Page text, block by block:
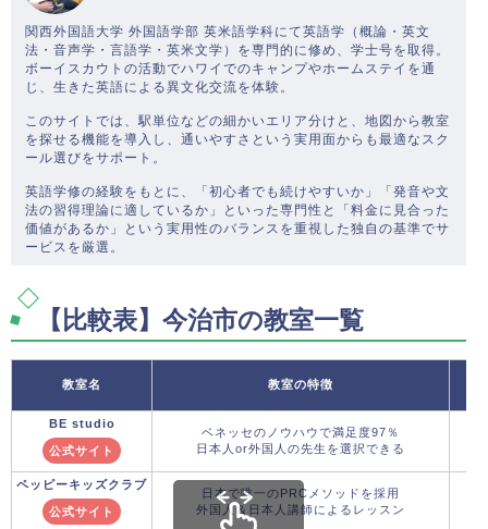
関西外国語大学 外国語学部 英米語学科にて英語学（概論・英文
法・音声学・言語学・英米文学）を専門的に修め、学士号を取得。
ボーイスカウトの活動でハワイでのキャンプやホームステイを通
じ、生きた英語による異文化交流を体験。
このサイトでは、駅単位などの細かいエリア分けと、地図から教室
を探せる機能を導入し、通いやすさという実用面からも最適なスク
ール選びをサポート。
英語学修の経験をもとに、「初心者でも続けやすいか」「発音や文
法の習得理論に適しているか」といった専門性と「料金に見合った
価値があるか」という実用性のバランスを重視した独自の基準でサ
ービスを厳選。
【比較表】今治市の教室一覧
教室名 教室の特徴
BE studio
公式サイト
ベネッセのノウハウで満足度97％
日本人or外国人の先生を選択できる
ペッピーキッズクラブ
公式サイト
日本で唯一のPRCメソッドを採用
外国人＆日本人講師によるレッスン